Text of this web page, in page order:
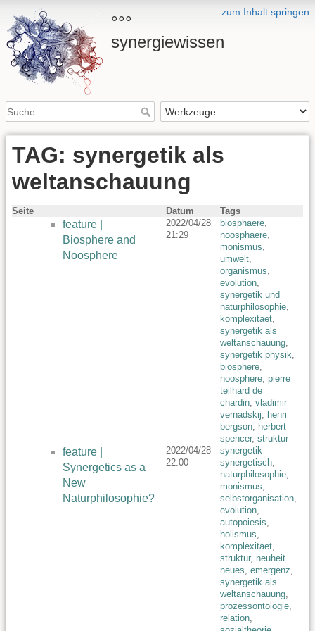
zum Inhalt springen
°°°
synergiewissen
TAG: synergetik als
weltanschauung
Seite Datum Tags
feature |
Biosphere and
Noosphere
2022/04/28
21:29
biosphaere,
noosphaere,
monismus,
umwelt,
organismus,
evolution,
synergetik und
naturphilosophie,
komplexitaet,
synergetik als
weltanschauung,
synergetik physik,
biosphere,
noosphere, pierre
teilhard de
chardin, vladimir
vernadskij, henri
bergson, herbert
spencer, struktur
feature |
Synergetics as a
New
Naturphilosophie?
2022/04/28
22:00
synergetik
synergetisch,
naturphilosophie,
monismus,
selbstorganisation,
evolution,
autopoiesis,
holismus,
komplexitaet,
struktur, neuheit
neues, emergenz,
synergetik als
weltanschauung,
prozessontologie,
relation,